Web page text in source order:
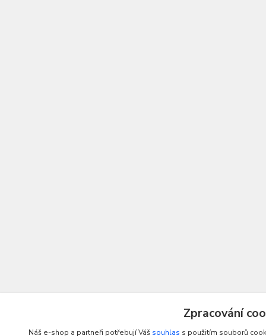
Zpracování
Náš e-shop a partneři potřebují Váš souhlas s použitím souborů